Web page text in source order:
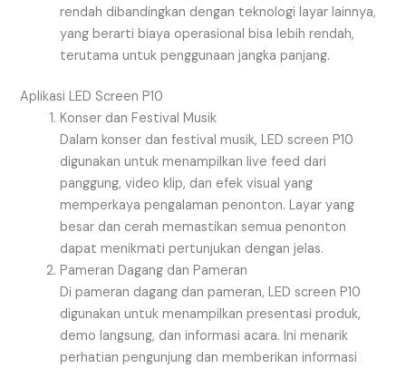
rendah dibandingkan dengan teknologi layar lainnya,
yang berarti biaya operasional bisa lebih rendah,
terutama untuk penggunaan jangka panjang.
Aplikasi LED Screen P10
Konser dan Festival Musik
Dalam konser dan festival musik, LED screen P10
digunakan untuk menampilkan live feed dari
panggung, video klip, dan efek visual yang
memperkaya pengalaman penonton. Layar yang
besar dan cerah memastikan semua penonton
dapat menikmati pertunjukan dengan jelas.
Pameran Dagang dan Pameran
Di pameran dagang dan pameran, LED screen P10
digunakan untuk menampilkan presentasi produk,
demo langsung, dan informasi acara. Ini menarik
perhatian pengunjung dan memberikan informasi